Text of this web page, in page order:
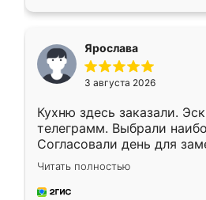
Ярослава
3 августа 2026
Кухню здесь заказали.
телеграмм. Выбрали
Согласовали день для
недели кухня была уже
довольны работой.
мебель за качественную
Читать полностью